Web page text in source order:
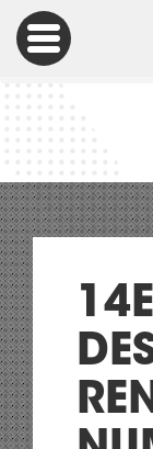
14e édition des